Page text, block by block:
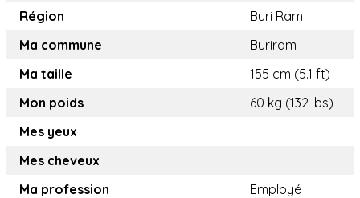
Région
Buri Ram
Ma commune
Buriram
Ma taille
155 cm (5.1 ft)
Mon poids
60 kg (132 lbs)
Mes yeux
Mes cheveux
Ma profession
Employé